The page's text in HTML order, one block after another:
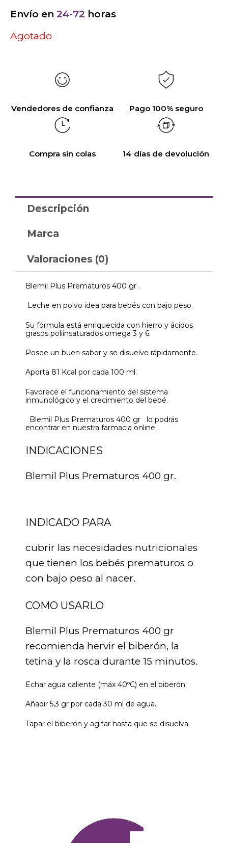
Envío en 24-72 horas
Agotado
Vendedores de confianza Pago 100% seguro
Compra sin colas 14 días de devolución
Descripción
Marca
Valoraciones (0)
Blemil Plus Prematuros 400 gr .
Leche en polvo idea para bebés con bajo peso.
Su fórmula está enriquecida con hierro y ácidos
grasos poliinsaturados omega 3 y 6.
Posee un buen sabor y se disuelve rápidamente.
Aporta 81 Kcal por cada 100 ml.
Favorece el funcionamiento del sistema
inmunológico y el crecimiento del bebé.
Blemil Plus Prematuros 400 gr lo podrás
encontrar en nuestra farmacia online .
INDICACIONES
Blemil Plus Prematuros 400 gr.
INDICADO PARA
cubrir las necesidades nutricionales
que tienen los bebés prematuros o
con bajo peso al nacer.
COMO USARLO
Blemil Plus Prematuros 400 gr
recomienda hervir el biberón, la
tetina y la rosca durante 15 minutos.
Echar agua caliente (máx 40ºC) en el biberón.
Añadir 5,3 gr por cada 30 ml de agua.
Tapar el biberón y agitar hasta que se disuelva.